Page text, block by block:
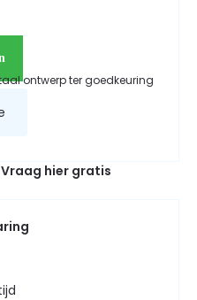
ontwerp ter goedkeuring
Vraag hier gratis